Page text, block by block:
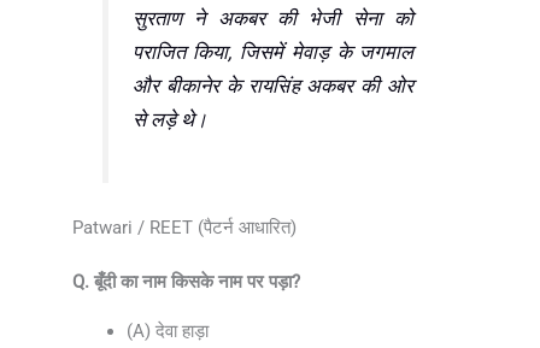
सुरताण ने अकबर की भेजी सेना को
पराजित किया, जिसमें मेवाड़ के जगमाल
और बीकानेर के रायसिंह अकबर की ओर
से लड़े थे।
Patwari / REET (पैटर्न आधारित)
Q. बूँदी का नाम किसके नाम पर पड़ा?
(A) देवा हाड़ा